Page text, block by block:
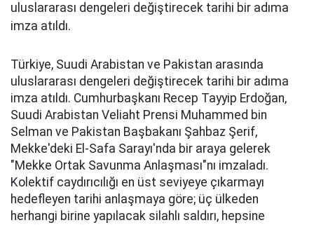
uluslararası dengeleri değiştirecek tarihi bir adıma
imza atıldı.
Türkiye, Suudi Arabistan ve Pakistan arasında
uluslararası dengeleri değiştirecek tarihi bir adıma
imza atıldı. Cumhurbaşkanı Recep Tayyip Erdoğan,
Suudi Arabistan Veliaht Prensi Muhammed bin
Selman ve Pakistan Başbakanı Şahbaz Şerif,
Mekke'deki El-Safa Sarayı'nda bir araya gelerek
"Mekke Ortak Savunma Anlaşması"nı imzaladı.
Kolektif caydırıcılığı en üst seviyeye çıkarmayı
hedefleyen tarihi anlaşmaya göre; üç ülkeden
herhangi birine yapılacak silahlı saldırı, hepsine